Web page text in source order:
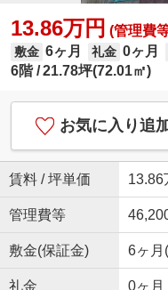
13.86万円 (管理費
敷金 6ヶ月 礼金 0ヶ月
6階 21.78坪(72.01㎡)
お気に入り追
賃料 / 坪単価 13.86
管理費等
敷金(保証金) 6ヶ月
礼金 0ヶ月